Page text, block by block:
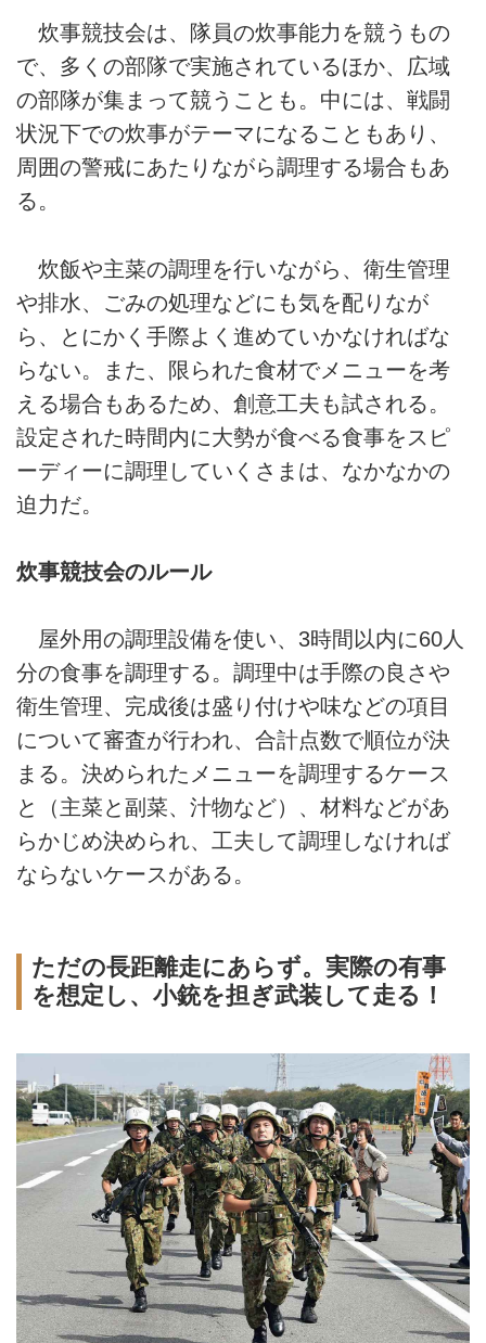
炊事競技会は、隊員の炊事能力を競うもの
で、多くの部隊で実施されているほか、広域
の部隊が集まって競うことも。中には、戦闘
状況下での炊事がテーマになることもあり、
周囲の警戒にあたりながら調理する場合もあ
る。
炊飯や主菜の調理を行いながら、衛生管理
や排水、ごみの処理などにも気を配りなが
ら、とにかく手際よく進めていかなければな
らない。また、限られた食材でメニューを考
える場合もあるため、創意工夫も試される。
設定された時間内に大勢が食べる食事をスピ
ーディーに調理していくさまは、なかなかの
迫力だ。
炊事競技会のルール
屋外用の調理設備を使い、3時間以内に60人
分の食事を調理する。調理中は手際の良さや
衛生管理、完成後は盛り付けや味などの項目
について審査が行われ、合計点数で順位が決
まる。決められたメニューを調理するケース
と（主菜と副菜、汁物など）、材料などがあ
らかじめ決められ、工夫して調理しなければ
ならないケースがある。
ただの長距離走にあらず。実際の有事
を想定し、小銃を担ぎ武装して走る！